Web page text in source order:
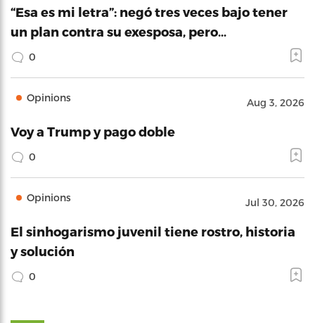
“Esa es mi letra”: negó tres veces bajo tener
un plan contra su exesposa, pero…
0
Opinions Aug 3, 2026
Voy a Trump y pago doble
0
Opinions Jul 30, 2026
El sinhogarismo juvenil tiene rostro, historia
y solución
0